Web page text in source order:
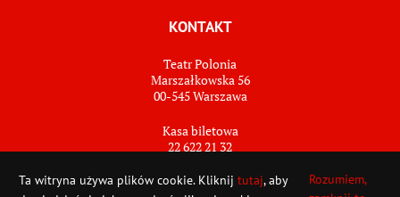
KONTAKT
Teatr Polonia
Marszałkowska 56
00-545 Warszawa
Kasa biletowa
22 622 21 32
Ta witryna używa plików cookie. Kliknij tutaj, aby
Rozumiem,